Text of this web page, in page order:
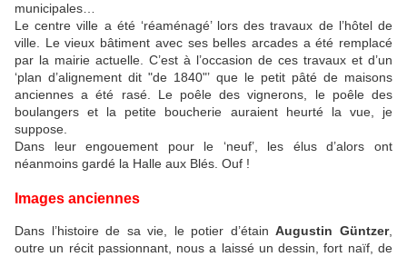
municipales…
Le centre ville a été ‘réaménagé’ lors des travaux de l’hôtel de
ville. Le vieux bâtiment avec ses belles arcades a été remplacé
par la mairie actuelle. C’est à l’occasion de ces travaux et d’un
‘plan d’alignement dit "de 1840"’ que le petit pâté de maisons
anciennes a été rasé. Le poêle des vignerons, le poêle des
boulangers et la petite boucherie auraient heurté la vue, je
suppose.
Dans leur engouement pour le ‘neuf’, les élus d’alors ont
néanmoins gardé la Halle aux Blés. Ouf !
Images anciennes
Dans l’histoire de sa vie, le potier d’étainAugustin Güntzer,
outre un récit passionnant, nous a laissé un dessin, fort naïf, de